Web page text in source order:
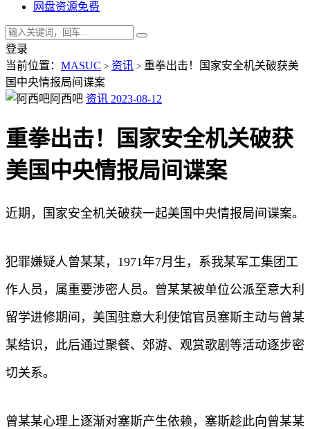
网盘资源免费
登录
当前位置： MASUC > 资讯 > 重拳出击！国家安全机关破获美
国中央情报局间谍案
阿西吧 资讯 2023-08-12
重拳出击！国家安全机关破获
美国中央情报局间谍案
近期，国家安全机关破获一起美国中央情报局间谍案。
犯罪嫌疑人曾某某，1971年7月生，系我某军工集团工
作人员，属重要涉密人员。曾某某被单位公派至意大利
留学进修期间，美国驻意大利使馆官员塞斯主动与曾某
某结识，此后通过聚餐、郊游、观赏歌剧等活动逐步密
切关系。
曾某某心理上逐渐对塞斯产生依赖，塞斯趁此向曾某某